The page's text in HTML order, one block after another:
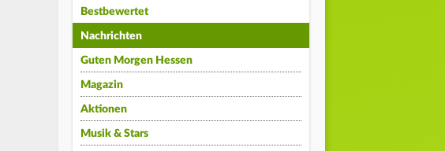
Bestbewertet
Nachrichten
Guten Morgen Hessen
Magazin
Aktionen
Musik & Stars